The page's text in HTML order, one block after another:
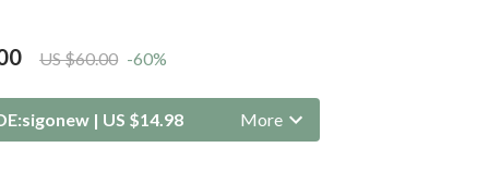
US $60.00 -60%
sigonew | US $14.98 More